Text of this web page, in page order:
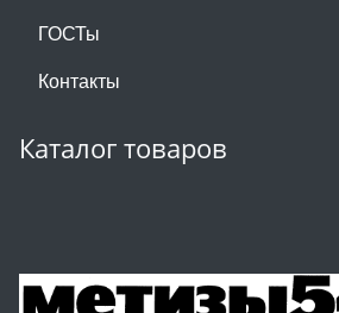
ГОСТы
Контакты
Каталог товаров